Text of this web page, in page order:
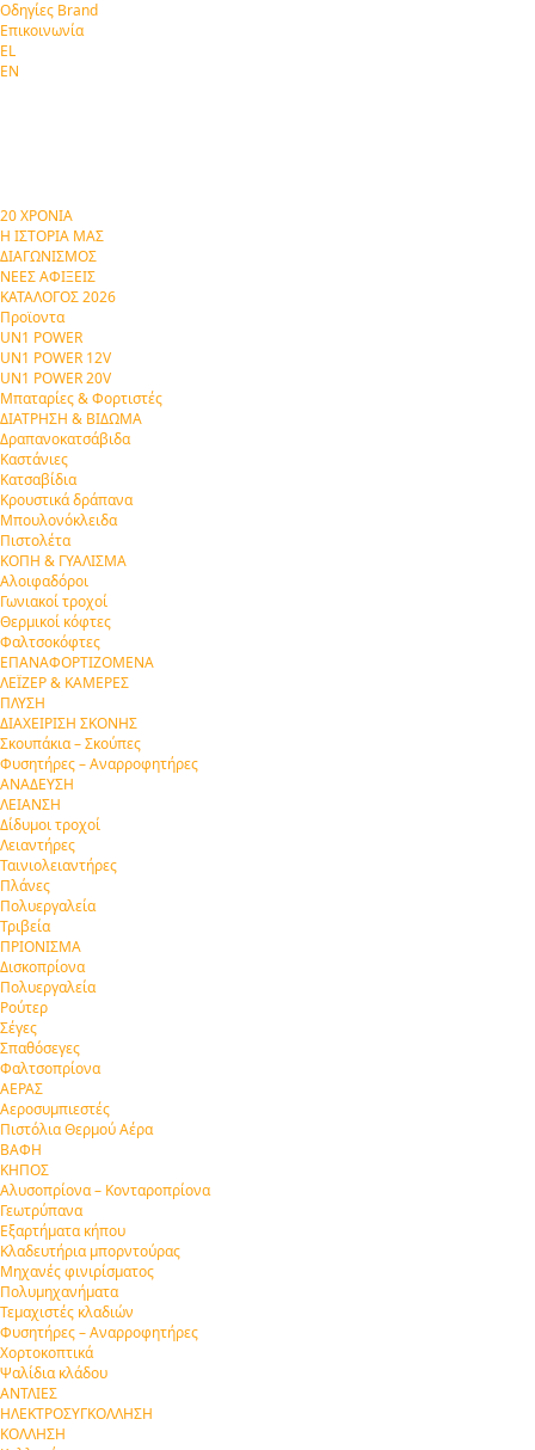
Οδηγίες Brand
Επικοινωνία
EL
EN
20 ΧΡΟΝΙΑ
Η ΙΣΤΟΡΙΑ ΜΑΣ
ΔΙΑΓΩΝΙΣΜΟΣ
ΝΕΕΣ ΑΦΙΞΕΙΣ
ΚΑΤΑΛΟΓΟΣ 2026
Προϊοντα
UN1 POWER
UN1 POWER 12V
UN1 POWER 20V
Μπαταρίες & Φορτιστές
ΔΙΑΤΡΗΣΗ & ΒΙΔΩΜΑ
Δραπανοκατσάβιδα
Καστάνιες
Κατσαβίδια
Κρουστικά δράπανα
Μπουλονόκλειδα
Πιστολέτα
ΚΟΠΗ & ΓΥΑΛΙΣΜΑ
Αλοιφαδόροι
Γωνιακοί τροχοί
Θερμικοί κόφτες
Φαλτσοκόφτες
ΕΠΑΝΑΦΟΡΤΙΖΟΜΕΝΑ
ΛΕΪΖΕΡ & ΚΑΜΕΡΕΣ
ΠΛΥΣΗ
ΔΙΑΧΕΙΡΙΣΗ ΣΚΟΝΗΣ
Σκουπάκια – Σκούπες
Φυσητήρες – Αναρροφητήρες
ΑΝΑΔΕΥΣΗ
ΛΕΙΑΝΣΗ
Δίδυμοι τροχοί
Λειαντήρες
Ταινιολειαντήρες
Πλάνες
Πολυεργαλεία
Τριβεία
ΠΡΙΟΝΙΣΜΑ
Δισκοπρίονα
Πολυεργαλεία
Ρούτερ
Σέγες
Σπαθόσεγες
Φαλτσοπρίονα
ΑΕΡΑΣ
Αεροσυμπιεστές
Πιστόλια Θερμού Αέρα
ΒΑΦΗ
ΚΗΠΟΣ
Αλυσοπρίονα – Κονταροπρίονα
Γεωτρύπανα
Εξαρτήματα κήπου
Κλαδευτήρια μπορντούρας
Μηχανές φινιρίσματος
Πολυμηχανήματα
Τεμαχιστές κλαδιών
Φυσητήρες – Αναρροφητήρες
Χορτοκοπτικά
Ψαλίδια κλάδου
ΑΝΤΛΙΕΣ
ΗΛΕΚΤΡΟΣΥΓΚΟΛΛΗΣΗ
ΚΟΛΛΗΣΗ